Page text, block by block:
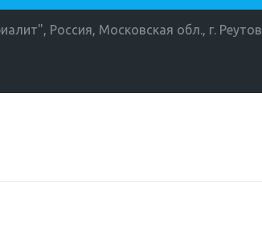
, Россия, Московская обл., г. Реутов